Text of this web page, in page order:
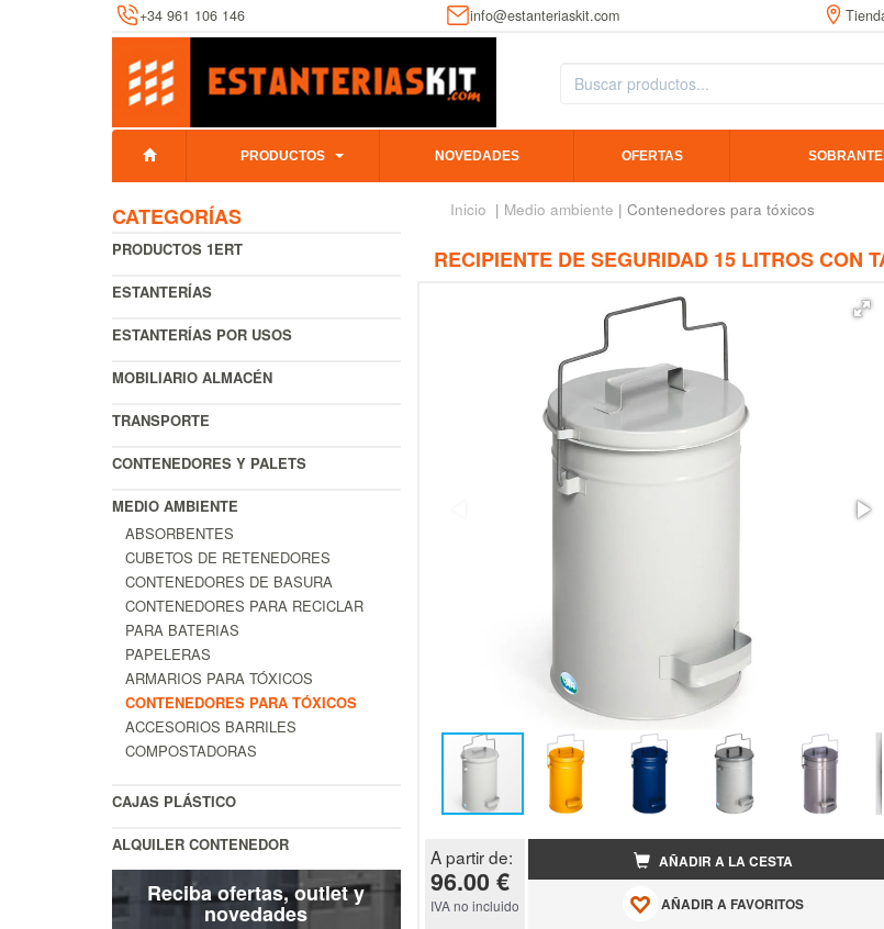
+34 961 106 146 info@estanteriaskit.com
PRODUCTOS NOVEDADES OFERTAS
CATEGORÍAS
PRODUCTOS 1ERT
ESTANTERÍAS
ESTANTERÍAS POR USOS
MOBILIARIO ALMACÉN
TRANSPORTE
CONTENEDORES Y PALETS
MEDIO AMBIENTE
ABSORBENTES
CUBETOS DE RETENEDORES
CONTENEDORES DE BASURA
CONTENEDORES PARA RECICLAR
PARA BATERIAS
PAPELERAS
ARMARIOS PARA TÓXICOS
CONTENEDORES PARA TÓXICOS
ACCESORIOS BARRILES
COMPOSTADORAS
CAJAS PLÁSTICO
ALQUILER CONTENEDOR
Reciba ofertas, outlet y
novedades
Inicio | Medio ambiente | Contenedores para tóxicos
RECIPIENTE DE SEGURIDAD 15 LITROS CON
A partir de:
96.00 €
IVA no incluido
AÑADIR A LA CESTA
AÑADIR A FAVORITOS